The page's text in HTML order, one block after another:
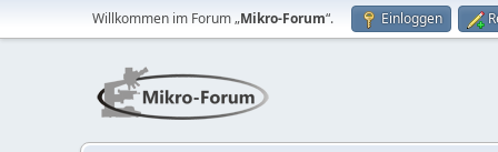
Willkommen im Forum „Mikro-Forum“. Einloggen